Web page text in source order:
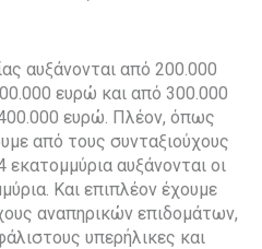
αυξάνονται από 200.000
ευρώ και από 300.000
ευρώ. Πλέον, όπως
από τους συνταξιούχους
αυξάνονται οι
Και επιπλέον έχουμε
αναπηρικών επιδομάτων,
υπερήλικες και